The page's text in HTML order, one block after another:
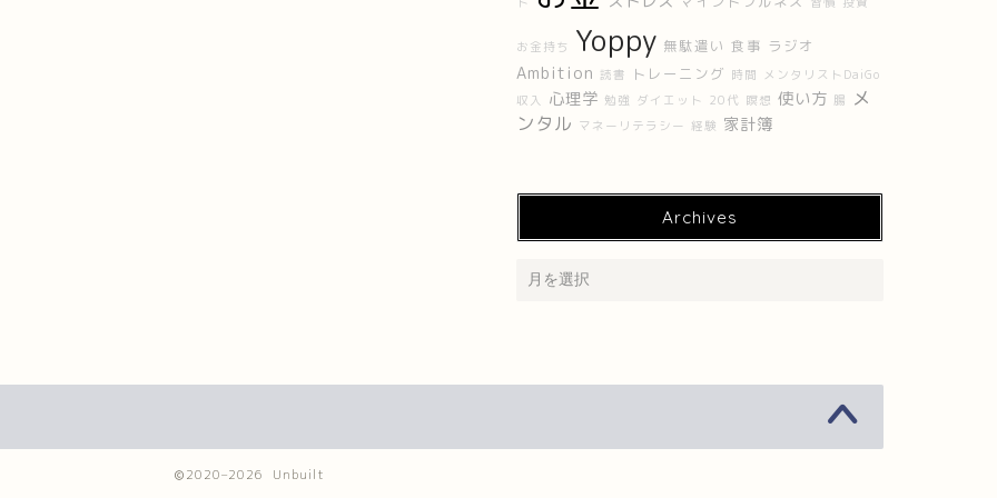
お金持ち Yoppy 無駄遣い 食事 ラジオ
Ambition 読書 トレーニング 時間
メンタリストDaiGo
収入
心理学 勉強 ダイエット 20代 瞑想 使い方 腸
メ
ンタル マネーリテラシー 経験 家計簿
Archives
2020–2026 Unbuilt